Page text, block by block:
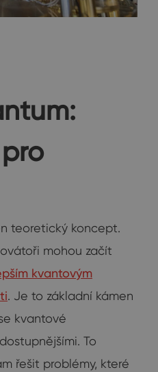
teoretický koncept.
mohou začít
kvantovým
. Je to základní kámen
kvantové
To
řešit problémy, které